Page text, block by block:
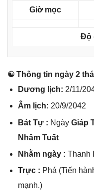
Giờ mọc
Độ
☯ Thônɡ tin ngày 2
Dươnɡ lịch: 2/11/
Âm lịch: 20/9/2042
Bát Tự : Ngày Giáp
Nhâm Tuất
Nhằm ngày : Thanh
Trực : Phá (Tiến
mạnh.)